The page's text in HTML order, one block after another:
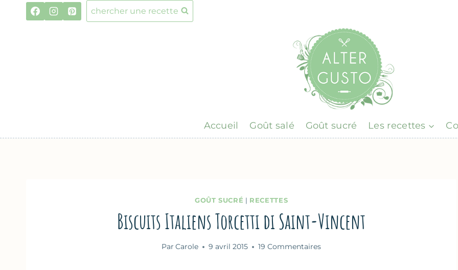
chercher une recette
Accueil Goût salé Goût sucré Les recettes
GOÛT SUCRÉ | RECETTES
Biscuits Italiens Torcetti di Saint-Vincent
Par Carole 9 avril 2015 19 Commentaires